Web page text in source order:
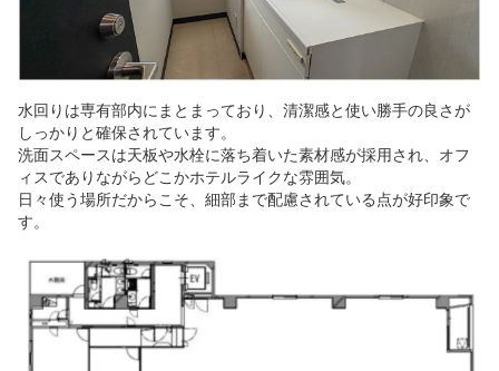
水回りは専有部内にまとまっており、清潔感と使い勝手の良さが
しっかりと確保されています。
洗面スペースは天板や水栓に落ち着いた素材感が採用され、オフ
ィスでありながらどこかホテルライクな雰囲気。
日々使う場所だからこそ、細部まで配慮されている点が好印象で
す。